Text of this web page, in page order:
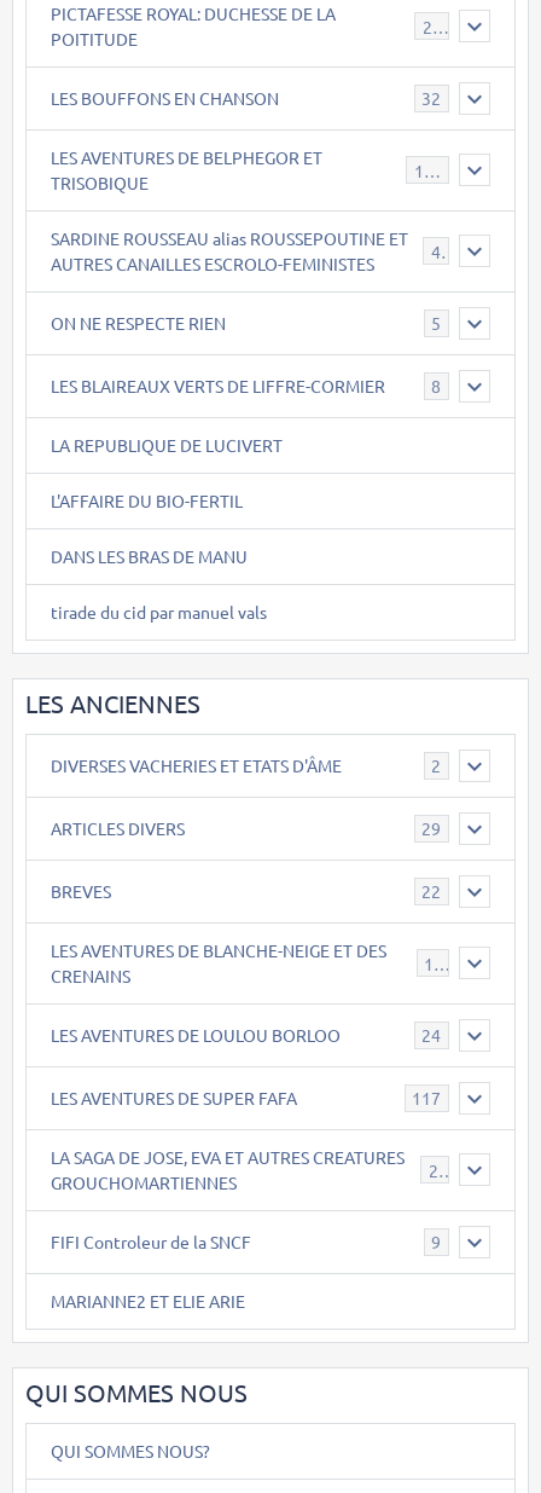
PICTAFESSE ROYAL: DUCHESSE DE LA
POITITUDE
23
LES BOUFFONS EN CHANSON 32
LES AVENTURES DE BELPHEGOR ET
TRISOBIQUE
147
SARDINE ROUSSEAU alias ROUSSEPOUTINE ET
AUTRES CANAILLES ESCROLO-FEMINISTES
40
ON NE RESPECTE RIEN 5
LES BLAIREAUX VERTS DE LIFFRE-CORMIER 8
LA REPUBLIQUE DE LUCIVERT
L'AFFAIRE DU BIO-FERTIL
DANS LES BRAS DE MANU
tirade du cid par manuel vals
LES ANCIENNES
DIVERSES VACHERIES ET ETATS D'ÂME 2
ARTICLES DIVERS 29
BREVES 22
LES AVENTURES DE BLANCHE-NEIGE ET DES
CRENAINS
17
LES AVENTURES DE LOULOU BORLOO 24
LES AVENTURES DE SUPER FAFA 117
LA SAGA DE JOSE, EVA ET AUTRES CREATURES
GROUCHOMARTIENNES
26
FIFI Controleur de la SNCF 9
MARIANNE2 ET ELIE ARIE
QUI SOMMES NOUS
QUI SOMMES NOUS?